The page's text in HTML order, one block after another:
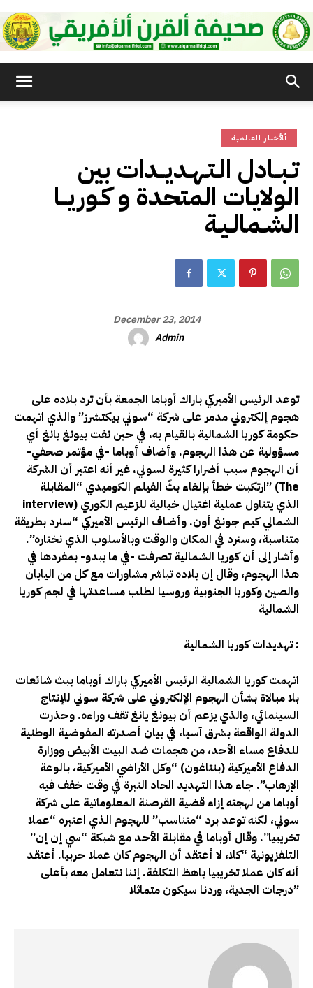
الأفريقي
ألأخبار العالمية
تـبــادل الـتـهـديــدات بين
الولايات المتحدة و كـوريــا
الشـمالـيـة
December 23, 2014
Admin
توعد الرئيس الأميركي باراك أوباما الجمعة بأن ترد بلاده على
هجوم إلكتروني مدمر على شركة “سوني بيكتشرز” والذي اتهمت
حكومة كوريا الشمالية بالقيام به، في حين نفت بيونغ يانغ أي
مسؤولية عن هذا الهجوم. وأضاف أوباما -في مؤتمر صحفي-
أن الهجوم سبب أضرارا كثيرة لسوني، غير أنه اعتبر أن الشركة
ارتكبت خطأ بإلغاء بثّ الفيلم الكوميدي “المقابلة” (The
interview) الذي يتناول عملية اغتيال خيالية للزعيم الكوري
الشمالي كيم جونغ أون. وأضاف الرئيس الأميركي “سنرد بطريقة
متناسبة، وسنرد في المكان والوقت وبالأسلوب الذي نختاره”.
وأشار إلى أن كوريا الشمالية تصرفت -في ما يبدو- بمفردها في
هذا الهجوم، وقال إن بلاده تباشر مشاورات مع كل من اليابان
والصين وكوريا الجنوبية وروسيا لطلب مساعدتها في لجم كوريا
الشمالية
تهديدات كوريا الشمالية :
اتهمت كوريا الشمالية الرئيس الأميركي باراك أوباما ببث شائعات
بلا مبالاة بشأن الهجوم الإلكتروني على شركة سوني للإنتاج
السينمائي، والذي يزعم أن بيونغ يانغ تقف وراءه. وحذرت
الدولة الواقعة بشرق آسيا، في بيان أصدرته المفوضية الوطنية
للدفاع مساء الأحد، من هجمات ضد البيت الأبيض ووزارة
الدفاع الأميركية (بنتاغون) “وكل الأراضي الأميركية، بالوعة
الإرهاب”. جاء هذا التهديد الحاد النبرة في وقت خفف فيه
أوباما من لهجته إزاء قضية القرصنة المعلوماتية على شركة
سوني، لكنه توعد برد “متناسب” للهجوم الذي اعتبره “عملا
تخريبيا”. وقال أوباما في مقابلة الأحد مع شبكة “سي إن إن”
التلفزيونية “كلا، لا أعتقد أن الهجوم كان عملا حربيا. أعتقد
أنه كان عملا تخريبيا باهظ التكلفة. إننا نتعامل معه بأعلى
درجات الجدية، وردنا سيكون متماثلا”